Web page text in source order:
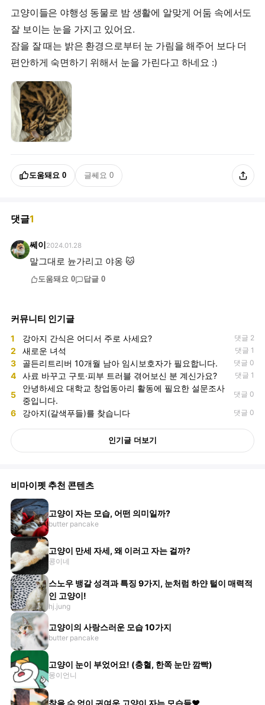
고양이들은 야행성 동물로 밤 생활에 알맞게 어둠 속에서도
잘 보이는 눈을 가지고 있어요.
잠을 잘 때는 밝은 환경으로부터 눈 가림을 해주어 보다 더
편안하게 숙면하기 위해서 눈을 가린다고 하네요 :)
도움돼요 0 글쎄요 0
댓글1
쎄이 2024.01.28
말그대로 뉸가리고 야옹 🐱
도움돼요 0 답글 0
커뮤니티 인기글
1 강아지 간식은 어디서 주로 사세요? 댓글 2
2 새로운 녀석 댓글 1
3 골든리트리버 10개월 남아 임시보호자가 필요합니다. 댓글 0
4 사료 바꾸고 구토·피부 트러블 겪어보신 분 계신가요? 댓글 1
5
안녕하세요 대학교 창업동아리 활동에 필요한 설문조사
중입니다.
댓글 0
6 강아지(갈색푸들)를 찾습니다 댓글 0
인기글 더보기
비마이펫 추천 콘텐츠
고양이 자는 모습, 어떤 의미일까?
butter pancake
고양이 만세 자세, 왜 이러고 자는 걸까?
콩이네
스노우 뱅갈 성격과 특징 9가지, 눈처럼 하얀 털이 매력적
인 고양이!
hj.jung
고양이의 사랑스러운 모습 10가지
butter pancake
고양이 눈이 부었어요! (충혈, 한쪽 눈만 깜빡)
몽이언니
참을 수 없이 귀여운 고양이 자는 모습들♥